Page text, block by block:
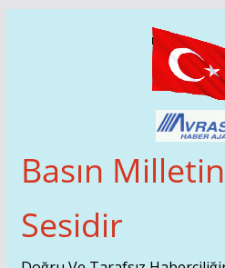
Basın
Sesidir